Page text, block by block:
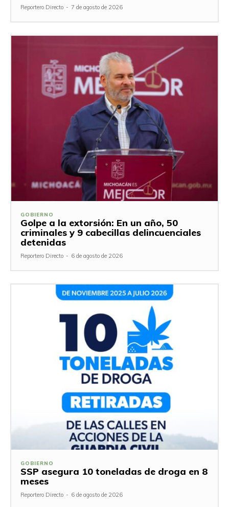
Reportero Directo - 7 de agosto de 2026
GOBIERNO
Golpe a la extorsión: En un año, 50
criminales y 9 cabecillas delincuenciales
detenidas
Reportero Directo - 6 de agosto de 2026
GOBIERNO
SSP asegura 10 toneladas de droga en 8
meses
Reportero Directo - 6 de agosto de 2026